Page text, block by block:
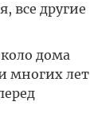
все другие
дома
многих лет